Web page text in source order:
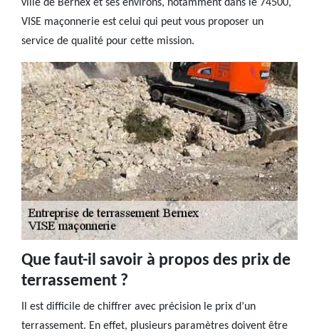
ville de Bernex et ses environs, notamment dans le 74500,
VISE maçonnerie est celui qui peut vous proposer un
service de qualité pour cette mission.
Que faut-il savoir à propos des prix de
terrassement ?
Il est difficile de chiffrer avec précision le prix d’un
terrassement. En effet, plusieurs paramètres doivent être